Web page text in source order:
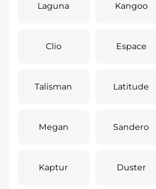
Laguna Kangoo
Clio Espace
Talisman Latitude
Megan Sandero
Kaptur Duster